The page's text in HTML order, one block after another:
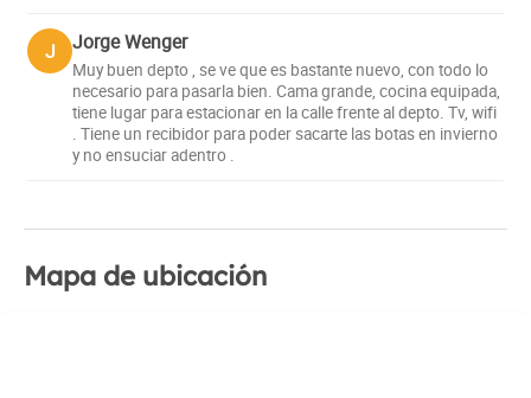
J Jorge Wenger
Muy buen depto , se ve que es bastante nuevo, con todo lo
necesario para pasarla bien. Cama grande, cocina equipada,
tiene lugar para estacionar en la calle frente al depto. Tv, wifi
. Tiene un recibidor para poder sacarte las botas en invierno
y no ensuciar adentro .
Mapa de ubicación